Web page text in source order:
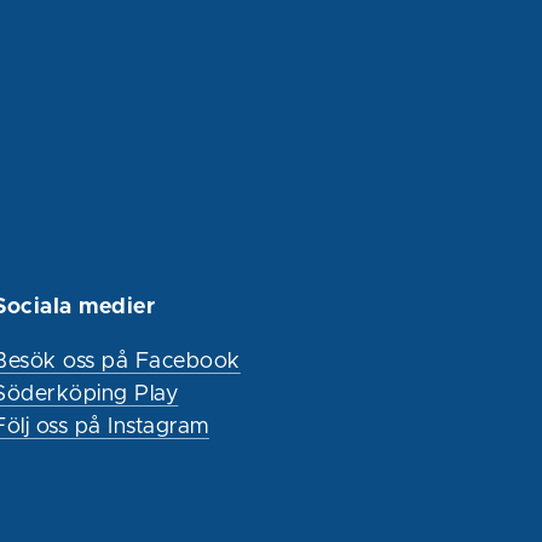
medier
oss på Facebook
Play
oss på Instagram